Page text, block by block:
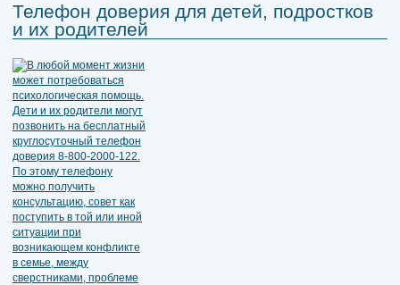
Телефон доверия для детей, подростков
и их родителей